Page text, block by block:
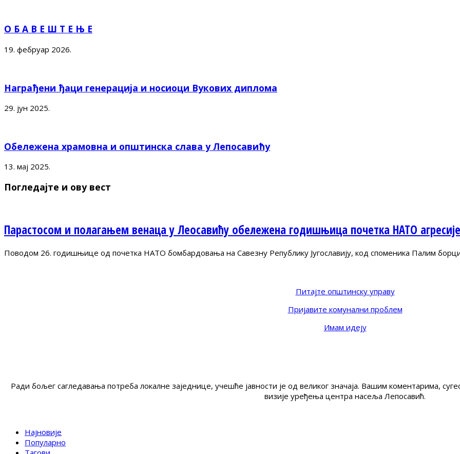
О Б А В Е Ш Т Е Њ Е
19. фебруар 2026.
Награђени ђаци генерација и носиоци Вукових диплома
29. јун 2025.
Обележена храмовна и општинска слава у Лепосавићу
13. мај 2025.
Погледајте и ову вест
Парастосом и полагањем венаца у Леосавићу обележена годишњица почетка НАТО агресије
Поводом 26. годишњице од почетка НАТО бомбардовања на Савезну Републику Југославију, код споменика Палим
Питајте општинску управу
Пријавите комунални проблем
Имам идеју
Ради бољег сагледавања потреба локалне заједнице, учешће јавности је од великог значаја. Вашим коментарима,
визије уређења центра насеља Лепосавић.
Најновије
Популарно